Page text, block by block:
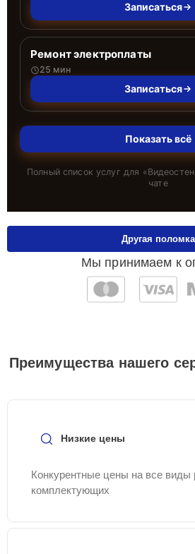
Записаться
Ремонт электроплаты
25 мин
Записаться
Показать всё
Полный список услуг для «
чате
Мы принимаем к
Другая поломка
Преимущества нашего
Низкие цены
Конкурентные цены на все виды
комплектующих